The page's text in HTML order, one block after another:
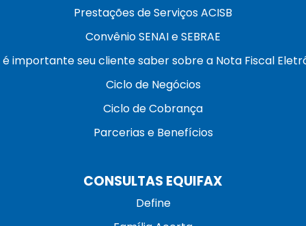
Prestações de Serviços ACISB
Convênio SENAI e SEBRAE
é importante seu cliente saber sobre a Nota Fiscal
Ciclo de Negócios
Ciclo de Cobrança
Parcerias e Benefícios
CONSULTAS EQUIFAX
Define